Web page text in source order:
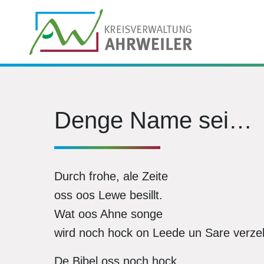
Denge Name sei…
Durch frohe, ale Zeite
oss oos Lewe besillt.
Wat oos Ahne songe
wird noch hock on Leede un Sare
De Bibel oss noch hock